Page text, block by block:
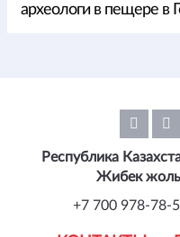
археологи в пещере в
Республика
Жибек
+7 700 978-78-